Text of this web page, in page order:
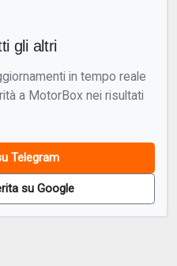
gli altri
in tempo reale
a MotorBox nei risultati
Telegram
su Google